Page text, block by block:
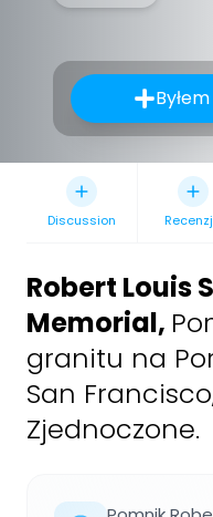
Discussion
Robert Louis
Memorial,
granitu na
San
Zjednoczone.